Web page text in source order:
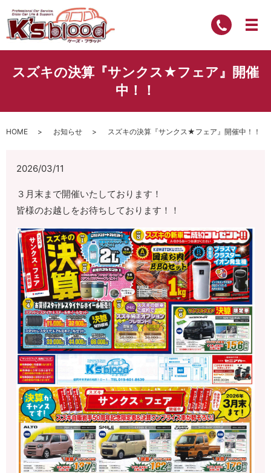
スズキの決算『サンクス★フェア』開催
中！！
HOME お知らせ スズキの決算『サンクス★フェア』開催中！！
2026/03/11
３月末まで開催いたしております！
皆様のお越しをお待ちしております！！